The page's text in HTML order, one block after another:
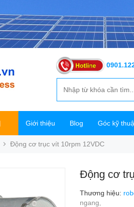
Giới thiệu Blog Góc kỹ
Động cơ trục vít 10rpm 12VDC
Động cơ
Thương hiệu:
ngang,